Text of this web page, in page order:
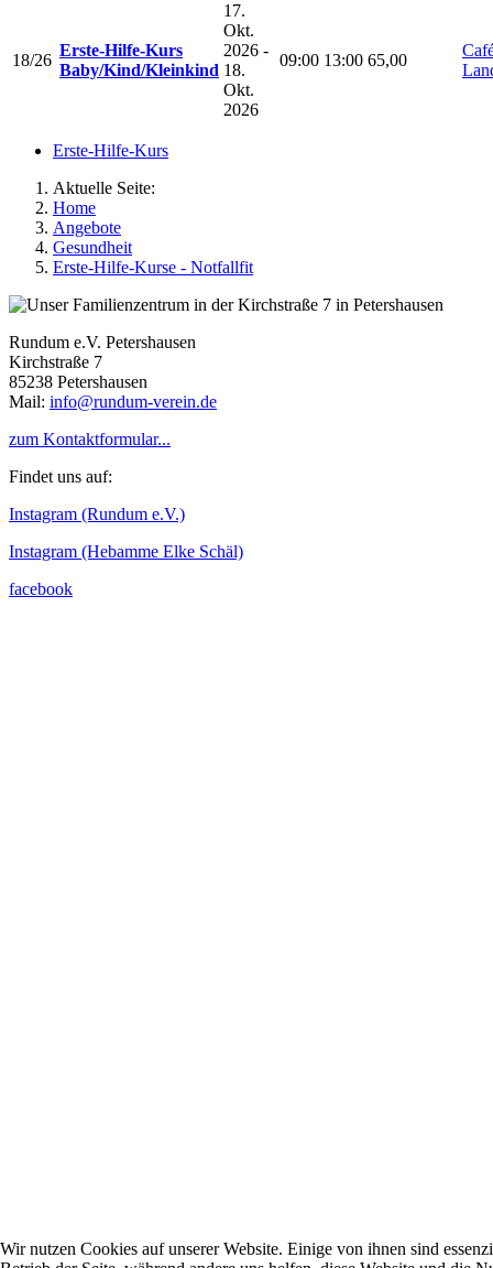
18/26
Erste-Hilfe-Kurs
Baby/Kind/Kleinkind
17.
Okt.
2026 -
18.
Okt.
2026
09:00 13:00 65,00
Erste-Hilfe-Kurs
Aktuelle Seite:
Home
Angebote
Gesundheit
Erste-Hilfe-Kurse - Notfallfit
Rundum e.V. Petershausen
Kirchstraße 7
85238 Petershausen
Mail: info@rundum-verein.de
zum Kontaktformular...
Findet uns auf:
Instagram (Rundum e.V.)
Instagram (Hebamme Elke Schäl)
facebook
Wir nutzen Cookies auf unserer Website. Einige von ihnen sind